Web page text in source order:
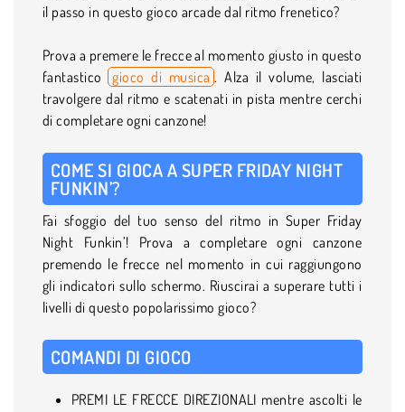
il passo in questo gioco arcade dal ritmo frenetico?
Prova a premere le frecce al momento giusto in questo
fantastico gioco di musica . Alza il volume, lasciati
travolgere dal ritmo e scatenati in pista mentre cerchi
di completare ogni canzone!
COME SI GIOCA A SUPER FRIDAY NIGHT
FUNKIN’?
Fai sfoggio del tuo senso del ritmo in Super Friday
Night Funkin’! Prova a completare ogni canzone
premendo le frecce nel momento in cui raggiungono
gli indicatori sullo schermo. Riuscirai a superare tutti i
livelli di questo popolarissimo gioco?
COMANDI DI GIOCO
PREMI LE FRECCE DIREZIONALI mentre ascolti le